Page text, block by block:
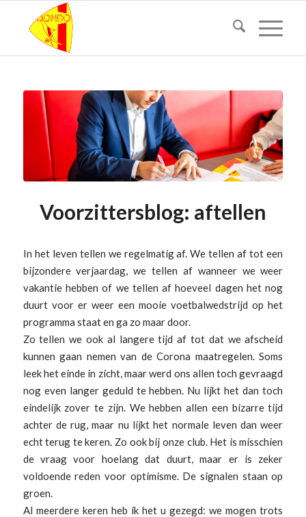
Voorzittersblog: aftellen
In het leven tellen we regelmatig af. We tellen af tot een
bijzondere verjaardag, we tellen af wanneer we weer
vakantie hebben of we tellen af hoeveel dagen het nog
duurt voor er weer een mooie voetbalwedstrijd op het
programma staat en ga zo maar door.
Zo tellen we ook al langere tijd af tot dat we afscheid
kunnen gaan nemen van de Corona maatregelen. Soms
leek het einde in zicht, maar werd ons allen toch gevraagd
nog even langer geduld te hebben. Nu lijkt het dan toch
eindelijk zover te zijn. We hebben allen een bizarre tijd
achter de rug, maar nu lijkt het normale leven dan weer
echt terug te keren. Zo ook bij onze club. Het is misschien
de vraag voor hoelang dat duurt, maar er is zeker
voldoende reden voor optimisme. De signalen staan op
groen.
Al meerdere keren heb ik het u gezegd: we mogen trots